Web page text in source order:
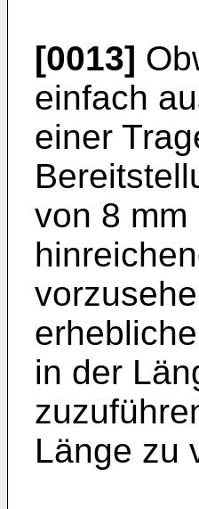
[0013]
einfach
einer
von 8
in der
Länge zu